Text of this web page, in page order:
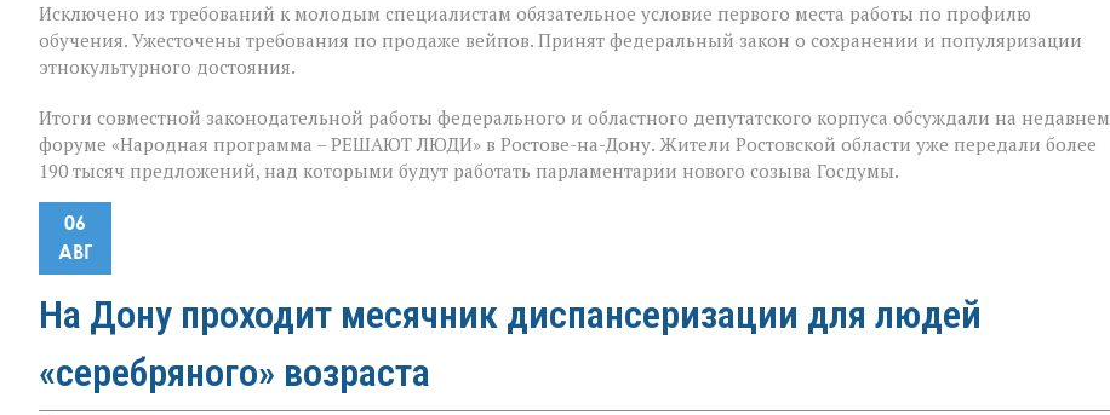
Исключено из требований к молодым специалистам обязательное условие первого места работы по профилю
обучения. Ужесточены требования по продаже вейпов. Принят федеральный закон о сохранении и популяризации
этнокультурного достояния.
Итоги совместной законодательной работы федерального и областного депутатского корпуса обсуждали на недавнем
форуме «Народная программа – РЕШАЮТ ЛЮДИ» в Ростове-на-Дону. Жители Ростовской области уже передали более
190 тысяч предложений, над которыми будут работать парламентарии нового созыва Госдумы.
06
АВГ
На Дону проходит месячник диспансеризации для людей
«серебряного» возраста